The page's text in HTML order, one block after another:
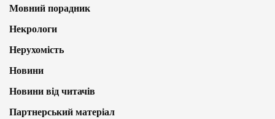
Мовний порадник
Некрологи
Нерухомість
Новини
Новини від читачів
Партнерський матеріал